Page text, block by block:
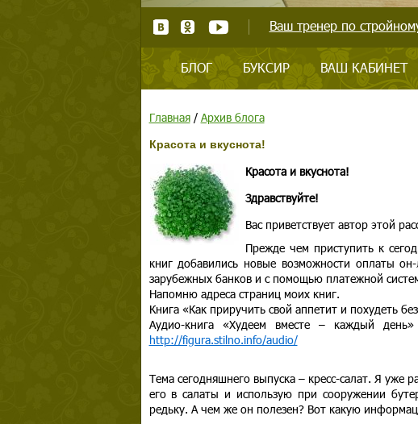
Ваш тренер по
БЛОГ БУКСИР ВАШ КАБИНЕТ
Главная/ Архив блога
Красота и вкуснота!
Красота и вкуснота!
Здравствуйте!
Вас приветствует автор этой
Прежде чем приступить к
книг добавились новые возможности оплаты
зарубежных банков и с помощью платежной
Напомню адреса страниц моих книг.
Книга «Как приручить свой аппетит и похудеть
Аудио-книга «Худеем вместе – каждый
http://figura.stilno.info/audio/
Тема сегодняшнего выпуска – кресс-салат. Я уже
его в салаты и использую при сооружении
редьку. А чем же он полезен? Вот какую